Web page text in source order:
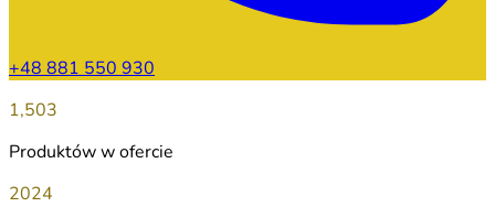
+48 881 550 930
1,503
Produktów w ofercie
2024